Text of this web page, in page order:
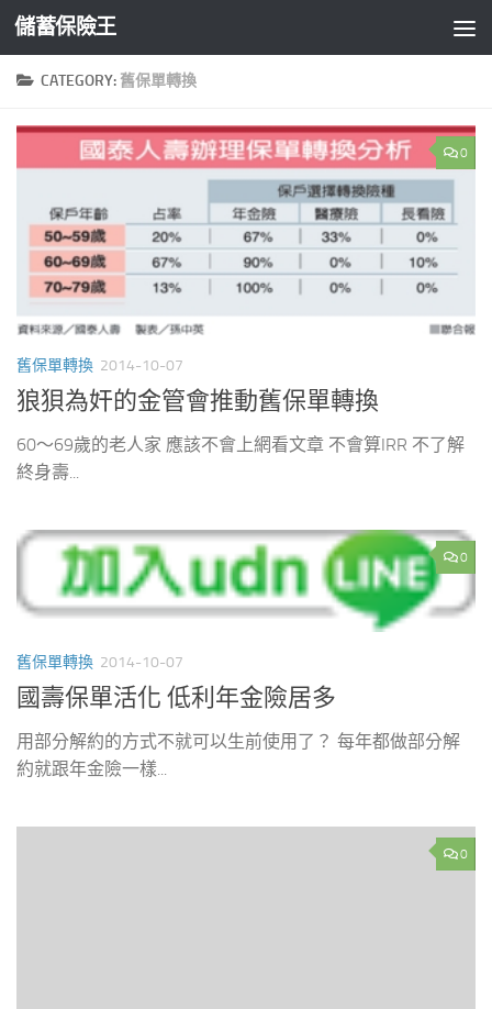
Skip to content
儲蓄保險王
CATEGORY: 舊保單轉換
0
舊保單轉換 2014-10-07
狼狽為奸的金管會推動舊保單轉換
60～69歲的老人家 應該不會上網看文章 不會算IRR 不了解
終身壽...
0
舊保單轉換 2014-10-07
國壽保單活化 低利年金險居多
用部分解約的方式不就可以生前使用了？ 每年都做部分解
約就跟年金險一樣...
0